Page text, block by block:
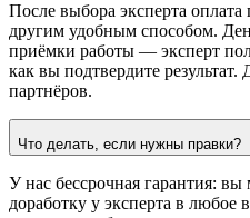
После выбора эксперта
другим удобным способом.
приёмки работы — эксперт
как вы подтвердите результат.
партнёров.
Что делать, если нужны правки?
У нас бессрочная гарантия: вы
доработку у эксперта в любое